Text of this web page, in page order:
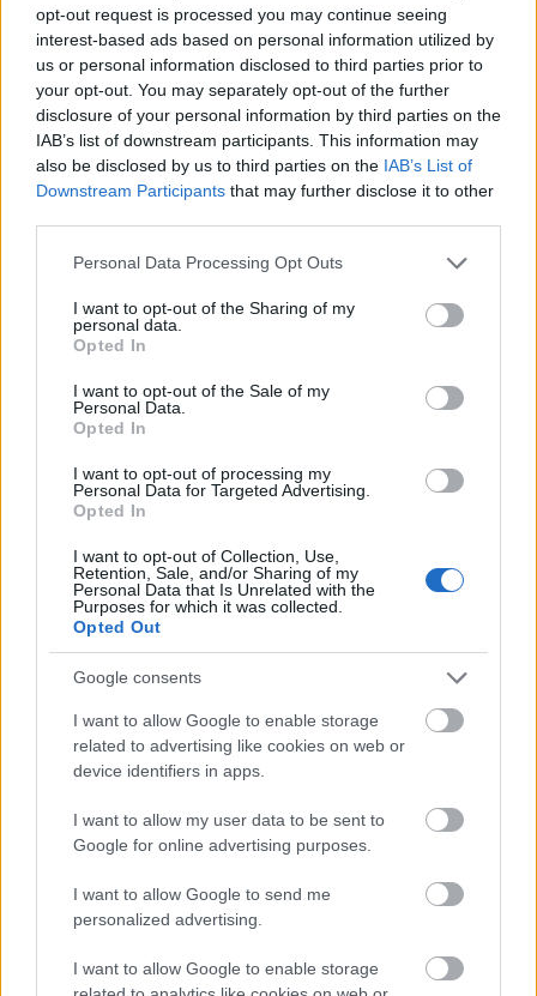
opt-out request is processed you may continue seeing
interest-based ads based on personal information utilized by
us or personal information disclosed to third parties prior to
your opt-out. You may separately opt-out of the further
disclosure of your personal information by third parties on the
IAB’s list of downstream participants. This information may
also be disclosed by us to third parties on the IAB’s List of
Downstream Participants that may further disclose it to other
Please note that this website/app uses one or more Google
not limited to your visit or usage behaviour. You may click to
grant or deny consent to Google and its third-party tags to
use your data for below specified purposes in below Google
consent section.
Personal Data Processing Opt Outs
I want to opt-out of the Sharing of my
personal data.
Opted In
I want to opt-out of the Sale of my
Personal Data.
Opted In
I want to opt-out of processing my
Personal Data for Targeted Advertising.
Opted In
I want to opt-out of Collection, Use,
Retention, Sale, and/or Sharing of my
Personal Data that Is Unrelated with the
Purposes for which it was collected.
Opted Out
Google consents
I want to allow Google to enable storage
related to advertising like cookies on web or
device identifiers in apps.
I want to allow my user data to be sent to
Google for online advertising purposes.
I want to allow Google to send me
personalized advertising.
I want to allow Google to enable storage
Χρησιμοποιείς Google passkeys για τους κωδικούς σου;
Και όμως μπορούν να τους κλέψουν
Μετάλλιο για τον Γυμναστικό Σύλλογο Δύμης στο